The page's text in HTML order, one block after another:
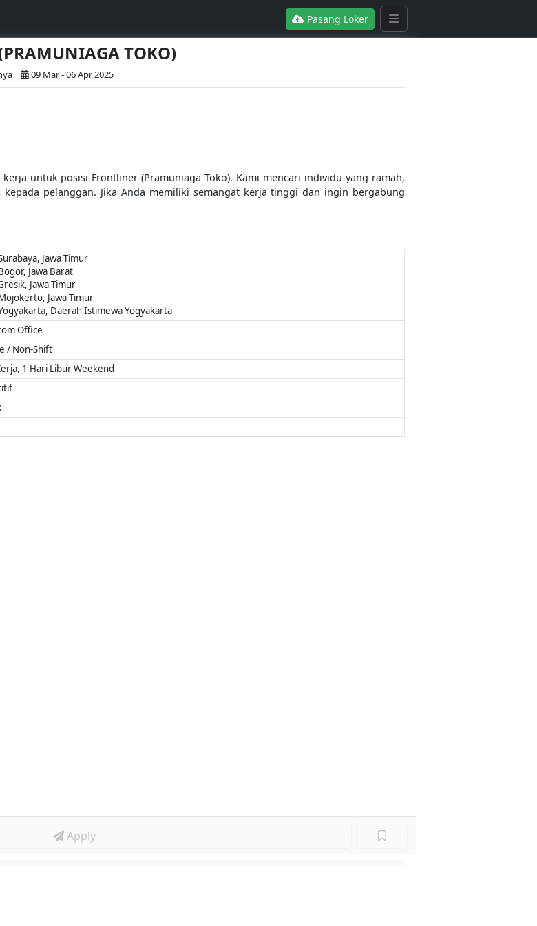
Pasang Loker
TOKO)
09 Mar - 06 Apr 2025
untuk posisi Frontliner (Pramuniaga Toko). Kami mencari individu yang ramah,
pelanggan. Jika Anda memiliki semangat kerja tinggi dan ingin bergabung
Jawa Timur
Jawa Barat
Jawa Timur
Jawa Timur
Daerah Istimewa Yogyakarta
Office
/ Non-Shift
1 Hari Libur Weekend
Apply